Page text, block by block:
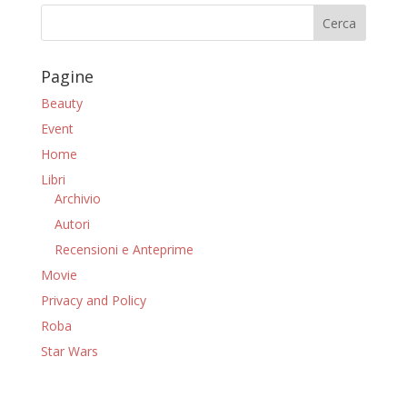
Pagine
Beauty
Event
Home
Libri
Archivio
Autori
Recensioni e Anteprime
Movie
Privacy and Policy
Roba
Star Wars